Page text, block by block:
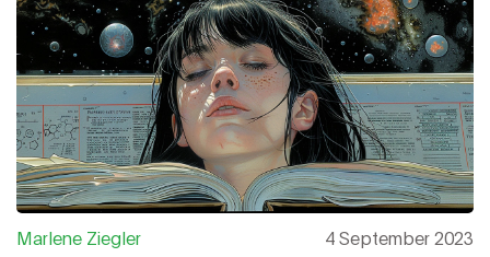
Marlene Ziegler 4 September 2023